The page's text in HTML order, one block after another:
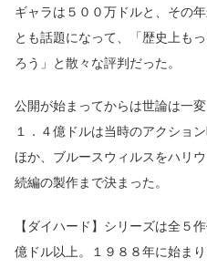
ギャラは５００万ドルと、その
とも話題になって、「歴史上も
ろう」と散々な評判だった。
公開が始まってからは世論は一
１．４億ドルは当時のアクショ
ほか、ブルースウィルスをハリ
続編の製作まで決まった。
【ダイハード】シリーズは全５
億ドル以上。１９８８年に始ま